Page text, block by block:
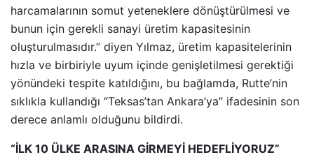
harcamalarının somut yeteneklere dönüştürülmesi ve
bunun için gerekli sanayi üretim kapasitesinin
oluşturulmasıdır.” diyen Yılmaz, üretim kapasitelerinin
hızla ve birbiriyle uyum içinde genişletilmesi gerektiği
yönündeki tespite katıldığını, bu bağlamda, Rutte’nin
sıklıkla kullandığı “Teksas’tan Ankara’ya” ifadesinin son
derece anlamlı olduğunu bildirdi.
“İLK 10 ÜLKE ARASINA GİRMEYİ HEDEFLİYORUZ”